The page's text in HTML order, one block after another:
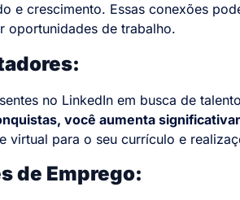
e crescimento. Essas conexões
oportunidades de trabalho.
no LinkedIn em busca de
você aumenta
virtual para o seu currículo e
de Emprego: